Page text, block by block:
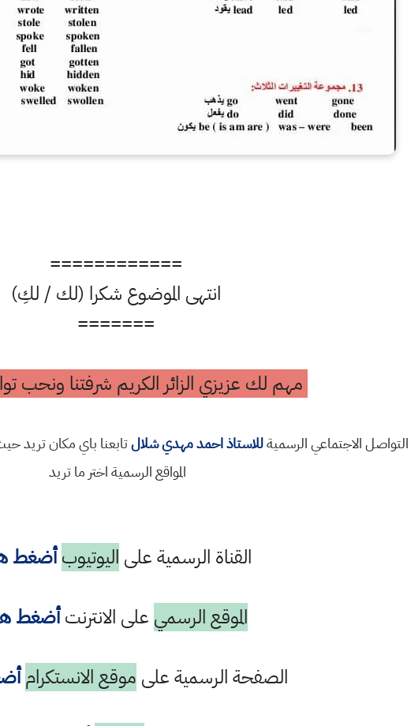
============
انتهى الموضوع شكرا (لك / لكِ)
=======
مهم لك عزيزي الزائر الكريم شرفتنا ونحب
الاجتماعي الرسميةللاستاذ احمد مهدي شلالتابعنا باي مكان تريد
المواقع الرسمية اختر ما تريد
القناة الرسمية على اليوتيوب أضغط
الموقع الرسمي على الانترنتأضغط
الصفحة الرسمية على موقع الانستكرام